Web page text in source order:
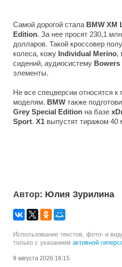
Самой дорогой стала BMW XM
Edition. За нее просят 230,1
долларов. Такой кроссовер
колеса, кожу Individual Merino,
сидений, аудиосистему Bowers
элементы.
Не все спецверсии относятся
моделям. BMW также
Grey Special Edition на базе
Sport. X1 выпустят тиражом 40
Автор: Юлия Зурилина
Использование текстов, фото- и
только с указанием активной
9 августа 2026 16:15